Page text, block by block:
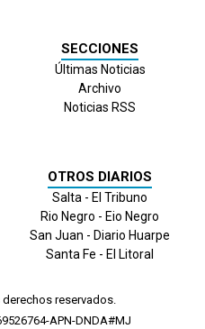
SECCIONES
Últimas Noticias
Archivo
Noticias RSS
OTROS DIARIOS
Salta - El Tribuno
Rio Negro - Eio Negro
San Juan - Diario Huarpe
Santa Fe - El Litoral
reservados.
APN-DNDA#MJ